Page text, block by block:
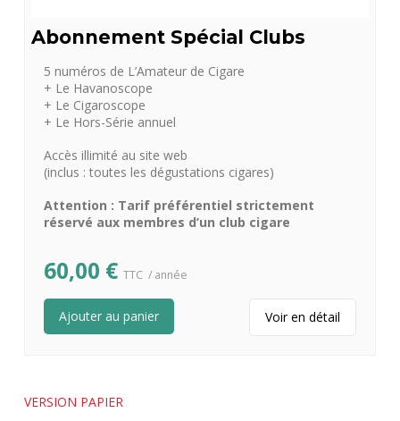
Abonnement Spécial Clubs
5 numéros de L’Amateur de Cigare
+ Le Havanoscope
+ Le Cigaroscope
+ Le Hors-Série annuel
Accès illimité au site web
(inclus : toutes les dégustations cigares)
Attention : Tarif préférentiel strictement
réservé aux membres d’un club cigare
60,00 € TTC / année
Ajouter au panier Voir en détail
VERSION PAPIER